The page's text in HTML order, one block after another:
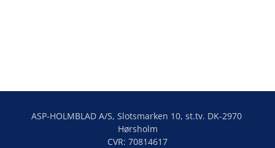
ASP-HOLMBLAD A/S, Slotsmarken 10, st.tv. DK-2970
Hørsholm
CVR: 70814617